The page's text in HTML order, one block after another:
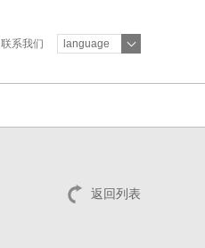
联系我们 language
返回列表